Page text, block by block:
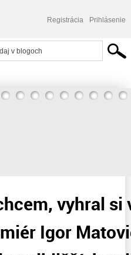
Registrácia Prihlásenie
vyhral si
Igor